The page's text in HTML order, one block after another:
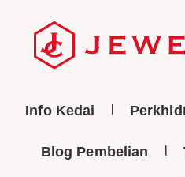
Info Kedai
Blog Pembelian